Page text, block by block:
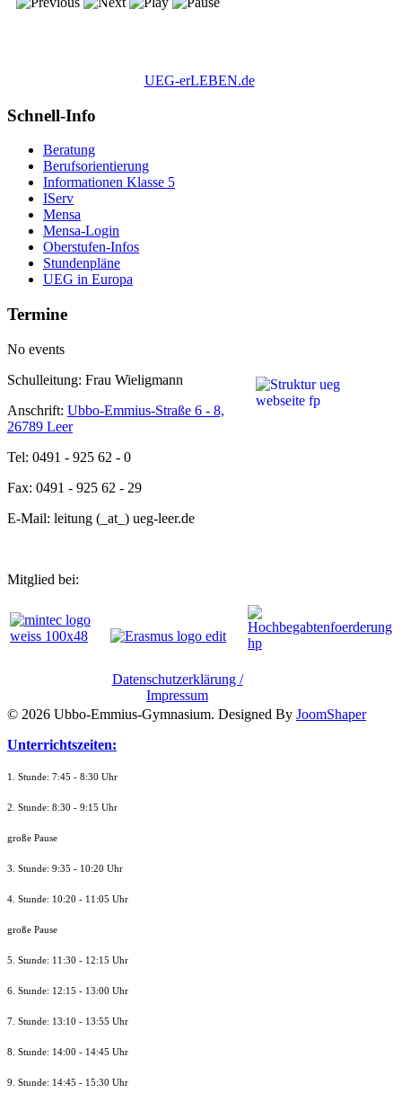
UEG-erLEBEN.de
Schnell-Info
Beratung
Berufsorientierung
Informationen Klasse 5
IServ
Mensa
Mensa-Login
Oberstufen-Infos
Stundenpläne
UEG in Europa
Termine
No events
Schulleitung: Frau Wieligmann
Anschrift: Ubbo-Emmius-Straße 6 - 8,
26789 Leer
Tel: 0491 - 925 62 - 0
Fax: 0491 - 925 62 - 29
E-Mail: leitung (_at_) ueg-leer.de
Mitglied bei:
Datenschutzerklärung /
Impressum
© 2026 Ubbo-Emmius-Gymnasium. Designed By JoomShaper
Unterrichtszeiten:
1. Stunde: 7:45 - 8:30 Uhr
2. Stunde: 8:30 - 9:15 Uhr
große Pause
3. Stunde: 9:35 - 10:20 Uhr
4. Stunde: 10:20 - 11:05 Uhr
große Pause
5. Stunde: 11:30 - 12:15 Uhr
6. Stunde: 12:15 - 13:00 Uhr
7. Stunde: 13:10 - 13:55 Uhr
8. Stunde: 14:00 - 14:45 Uhr
9. Stunde: 14:45 - 15:30 Uhr